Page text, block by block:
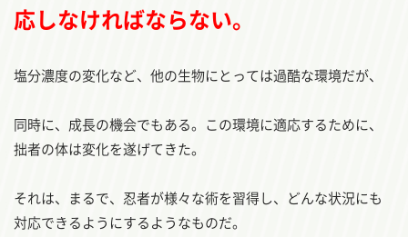
応しなければならない。
塩分濃度の変化など、他の生物にとっては過酷な環境だが、
同時に、成長の機会でもある。この環境に適応するために、
拙者の体は変化を遂げてきた。
それは、まるで、忍者が様々な術を習得し、どんな状況にも
対応できるようにするようなものだ。